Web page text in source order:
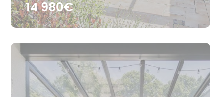
14 980€